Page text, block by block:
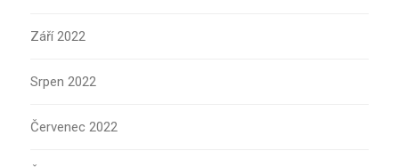
Září 2022
Srpen 2022
Červenec 2022